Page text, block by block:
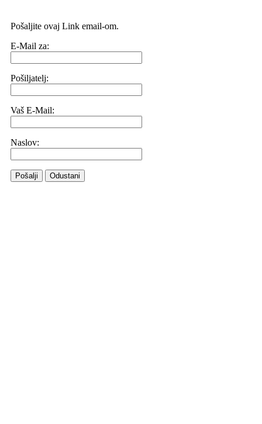
Pošaljite ovaj Link email-om.
E-Mail za:
Pošiljatelj:
Vaš E-Mail:
Naslov:
Pošalji Odustani